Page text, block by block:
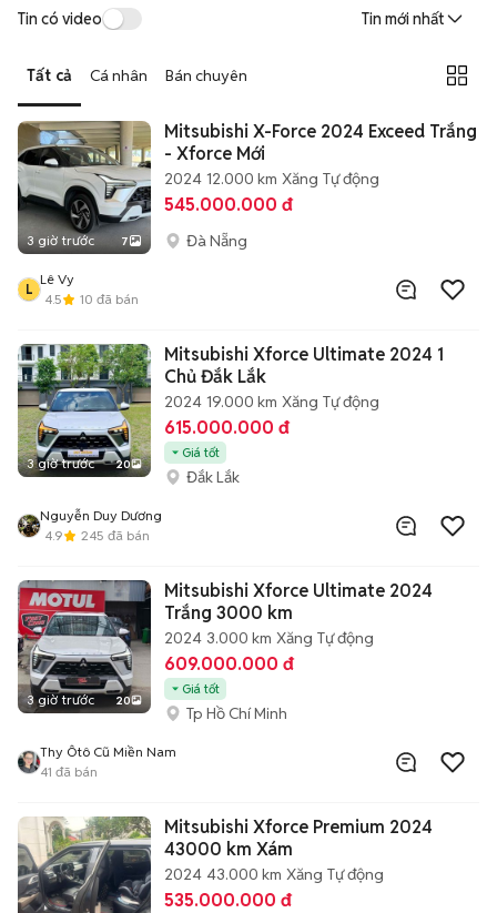
Tin có video Tin mới nhất
Tất cả Cá nhân Bán chuyên
3 giờ trước 7
Mitsubishi X-Force 2024 Exceed Trắng
- Xforce Mới
2024 12.000 km Xăng Tự động
545.000.000 đ
Đà Nẵng
L
Lê Vy
4.5
10 đã bán
3 giờ trước 20
Mitsubishi Xforce Ultimate 2024 1
Chủ Đắk Lắk
2024 19.000 km Xăng Tự động
615.000.000 đ
Giá tốt
Đắk Lắk
Nguyễn Duy Dương
4.9
245 đã bán
3 giờ trước 20
Mitsubishi Xforce Ultimate 2024
Trắng 3000 km
2024 3.000 km Xăng Tự động
609.000.000 đ
Giá tốt
Tp Hồ Chí Minh
Thy Ôtô Cũ Miền Nam
41 đã bán
Mitsubishi Xforce Premium 2024
43000 km Xám
2024 43.000 km Xăng Tự động
535.000.000 đ